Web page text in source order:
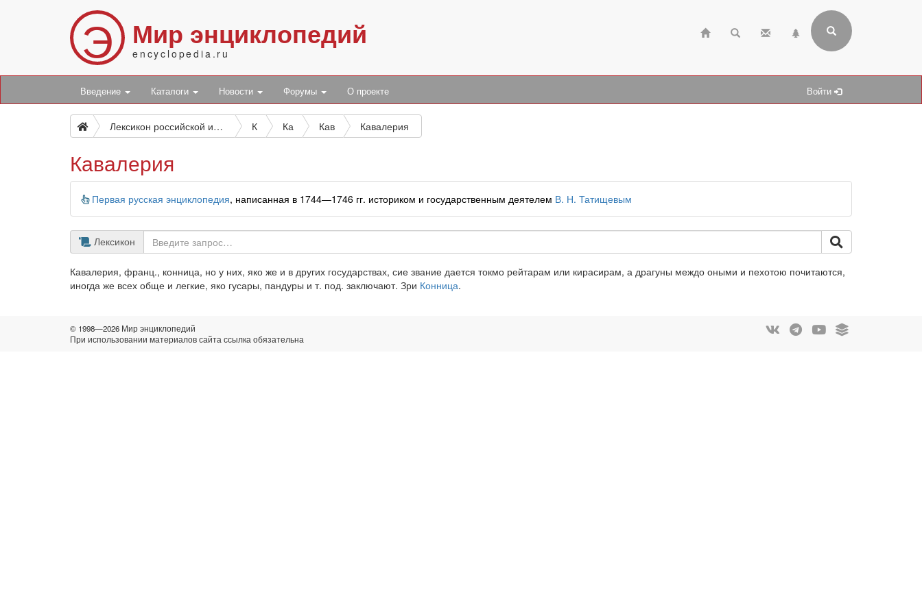
Э Мир энциклопедий
encyclopedia.ru
Введение Каталоги Новости Форумы О проекте Войти
Лексикон российской исторической, географической, политической и гражданской К Ка Кав Кавалерия
Кавалерия
Информация
Первая русская энциклопедия, написанная в 1744—1746 гг. историком и государственным деятелем В. Н. Татищевым
Лексикон
Кавалерия, франц., конница, но у них, яко же и в других государствах, сие звание дается токмо рейтарам или кирасирам, а драгуны междо оными и пехотою почитаются,
иногда же всех обще и легкие, яко гусары, пандуры и т. под. заключают. Зри Конница.
© 1998—2026 Мир энциклопедий
При использовании материалов сайта ссылка обязательна